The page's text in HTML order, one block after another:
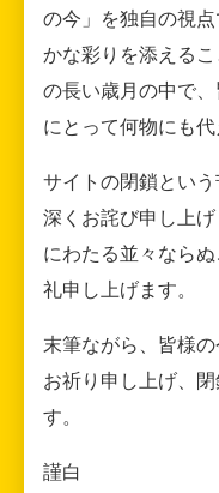
の今」を独自の視
かな彩りを添える
の長い歳月の中で
にとって何物にも代
サイトの閉鎖という
深くお詫び申し上
にわたる並々なら
礼申し上げます。
末筆ながら、皆様
お祈り申し上げ、
す。
謹白